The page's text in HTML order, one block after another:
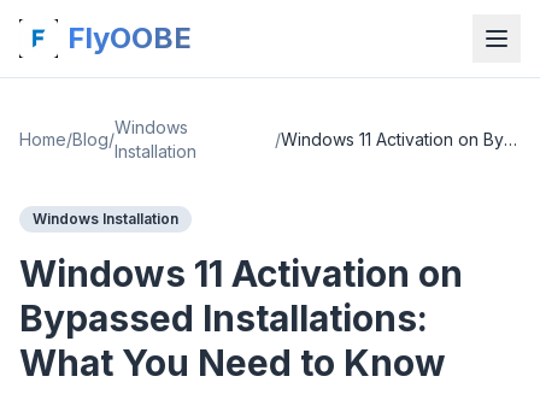
FlyOOBE
Home/Blog/
Windows
Installation
/ Windows 11 Activation on Bypassed Installations: What You Need to Know
Windows Installation
Windows 11 Activation on
Bypassed Installations:
What You Need to Know